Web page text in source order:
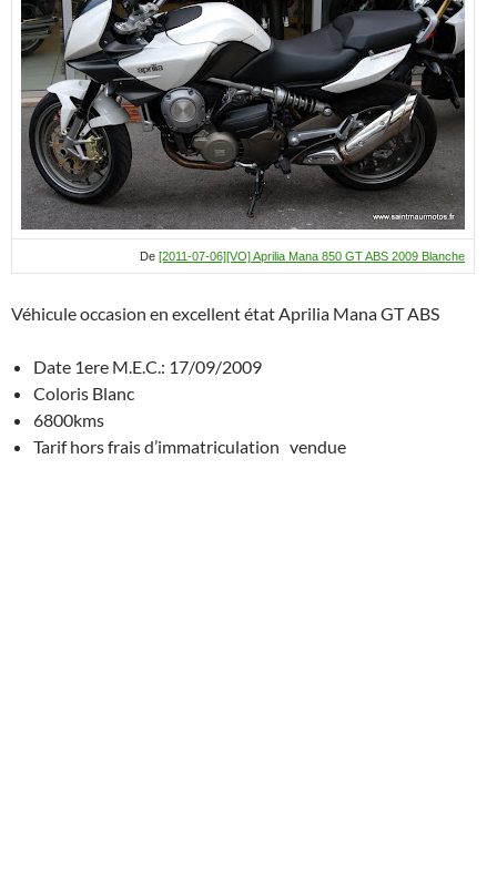
p
p
er o
k
h
at
De [2011-07-06][VO] Aprilia Mana 850 GT ABS 2009 Blanche
Véhicule occasion en excellent état Aprilia Mana GT ABS
Date 1ere M.E.C.: 17/09/2009
Coloris Blanc
6800kms
Tarif hors frais d’immatriculation vendue